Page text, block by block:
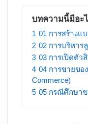
บทความนี้มีอะ
1 01 การสร้างแ
2 02 การบริหาร
3 03 การเปิดตัว
4 04 การขายขอ
Commerce)
5 05 กรณีศึกษาข